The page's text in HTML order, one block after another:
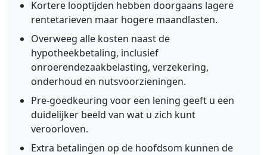
Kortere looptijden hebben doorgaans lagere
rentetarieven maar hogere maandlasten.
Overweeg alle kosten naast de
hypotheekbetaling, inclusief
onroerendezaakbelasting, verzekering,
onderhoud en nutsvoorzieningen.
Pre-goedkeuring voor een lening geeft u een
duidelijker beeld van wat u zich kunt
veroorloven.
Extra betalingen op de hoofdsom kunnen de